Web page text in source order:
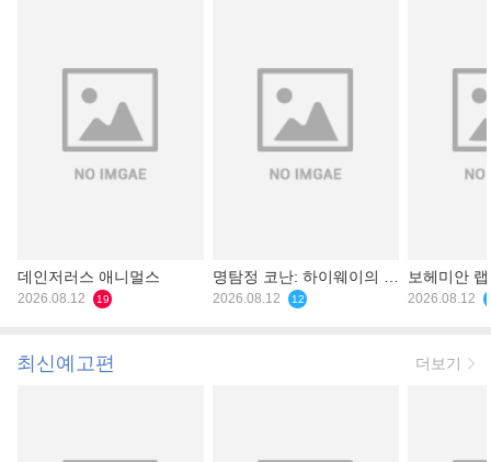
데인저러스 애니멀스
2026.08.12 19
명탐정 코난: 하이웨이의 타
천사
2026.08.12 12
보헤미안
2026.08.12
최신예고편 더보기